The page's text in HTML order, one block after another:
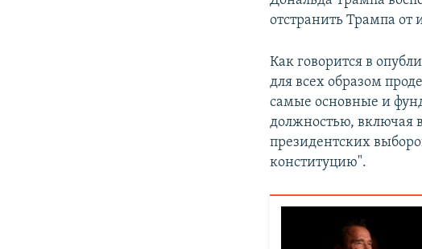
отстранить Трампа от
Как говорится в
для всех образом
самые основные и
должностью, включая
президентских
конституцию".